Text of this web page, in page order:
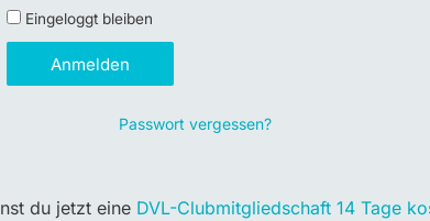
Eingeloggt bleiben
Anmelden
Passwort vergessen?
du jetzt eine DVL-Clubmitgliedschaft 14 Tage